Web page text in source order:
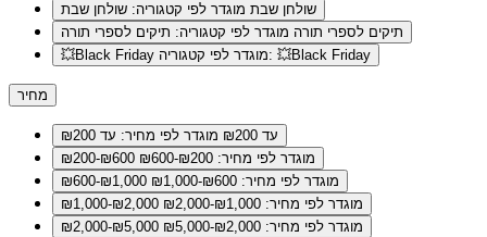
שולחן שבת מוגדר לפי קטגוריה: שולחן שבת
תיקים לספרי תורה מוגדר לפי קטגוריה: תיקים לספרי תורה
💥Black Friday
מוגדר לפי קטגוריה: 💥Black Friday
מחיר
עד ₪200
מוגדר לפי מחיר: עד ₪200
₪200-₪600
מוגדר לפי מחיר: ₪200-₪600
₪600-₪1,000
מוגדר לפי מחיר: ₪600-₪1,000
₪1,000-₪2,000
מוגדר לפי מחיר: ₪1,000-₪2,000
₪2,000-₪5,000
מוגדר לפי מחיר: ₪2,000-₪5,000